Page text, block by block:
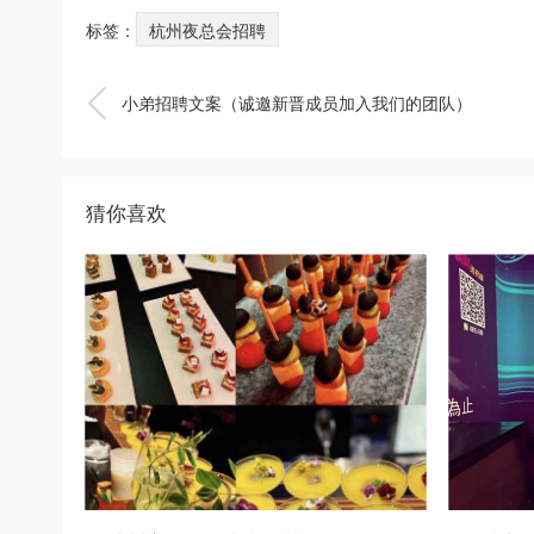
标签： 杭州夜总会招聘
 小弟招聘文案（诚邀新晋成员加入我们的团队）
猜你喜欢